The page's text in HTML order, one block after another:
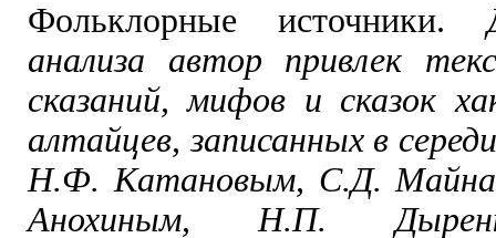
Фольклорные источники.
анализа автор привлек
сказаний, мифов и сказок
алтайцев, записанных в
Н.Ф. Катановым, С.Д.
Анохиным, Н.П.